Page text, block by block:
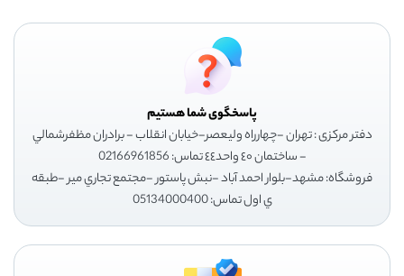
پاسخگوی شما هستیم
دفتر مرکزی : تهران -چهارراه وليعصر-خيابان انقلاب - برادران مظفرشمالي
- ساختمان ٤٠ واحد٤٤ تماس: 02166961856
فروشگاه: مشهد-بلوار احمد آباد -نبش پاستور -مجتمع تجاري مير -طبقه
ي اول تماس: 05134000400